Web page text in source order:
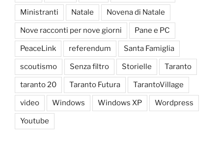
Ministranti Natale Novena di Natale
Nove racconti per nove giorni Pane e PC
PeaceLink referendum Santa Famiglia
scoutismo Senza filtro Storielle Taranto
taranto 20 Taranto Futura TarantoVillage
video Windows Windows XP Wordpress
Youtube